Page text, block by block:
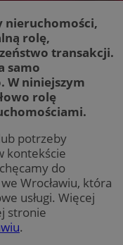
nieruchomości,
rolę,
transakcji.
samo
W niniejszym
rolę
potrzeby
kontekście
do
Wrocławiu, która
usługi. Więcej
stronie
.